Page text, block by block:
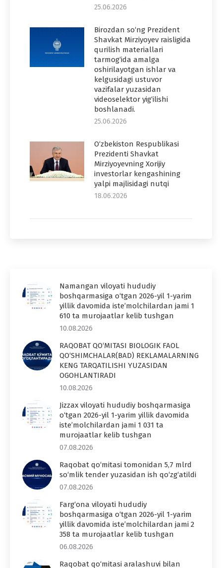
25.06.2026
Birozdan so‘ng Prezident
Shavkat Mirziyoyev raisligida
qurilish materiallari
tarmog‘ida amalga
oshirilayotgan ishlar va
kelgusidagi ustuvor
vazifalar yuzasidan
videoselektor yig‘ilishi
boshlanadi.
25.06.2026
O‘zbekiston Respublikasi
Prezidenti Shavkat
Mirziyoyevning Xorijiy
investorlar kengashining
yalpi majlisidagi nutqi
18.06.2026
Namangan viloyati hududiy
boshqarmasiga o‘tgan 2026-yil 1-yarim
yillik davomida iste’molchilardan jami 1
610 ta murojaatlar kelib tushgan
10.08.2026
RAQOBAT QO‘MITASI BIOLOGIK FAOL
QO‘SHIMCHALAR(BAD) REKLAMALARNING
KENG TARQATILISHI YUZASIDAN
OGOHLANTIRADI
10.08.2026
Jizzax viloyati hududiy boshqarmasiga
o‘tgan 2026-yil 1-yarim yillik davomida
iste’molchilardan jami 1 031 ta
murojaatlar kelib tushgan
07.08.2026
Raqobat qo‘mitasi tomonidan 5,7 mlrd
so‘mlik tender yuzasidan ish qo‘zg‘atildi
07.08.2026
Farg‘ona viloyati hududiy
boshqarmasiga o‘tgan 2026-yil 1-yarim
yillik davomida iste’molchilardan jami 2
358 ta murojaatlar kelib tushgan
06.08.2026
Raqobat qo‘mitasi aralashuvi bilan